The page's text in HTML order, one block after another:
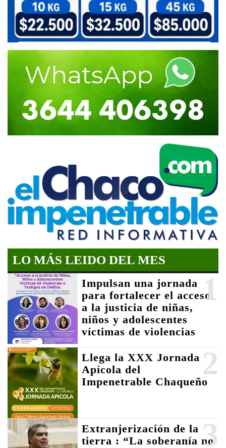
LO MÁS LEIDO DEL MES
1
Impulsan una jornada
para fortalecer el acceso
a la justicia de niñas,
niños y adolescentes
víctimas de violencias
2
Llega la XXX Jornada
Apícola del
Impenetrable Chaqueño
3
Extranjerización de la
tierra : “La soberanía no